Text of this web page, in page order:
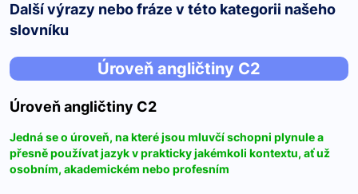
Další výrazy nebo fráze v této kategorii našeho
slovníku
Úroveň angličtiny C2
Úroveň angličtiny C2
Jedná se o úroveň, na které jsou mluvčí schopni plynule a
přesně používat jazyk v prakticky jakémkoli kontextu, ať už
osobním, akademickém nebo profesním